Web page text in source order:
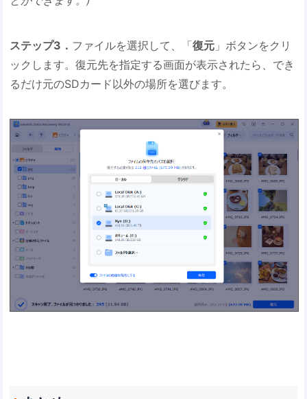
ステップ3． ファイルを選択して、「復元 」ボタンをクリ
ックします。復元先を指定する画面が表示されたら、でき
るだけ元のSDカード以外の場所を選びます。